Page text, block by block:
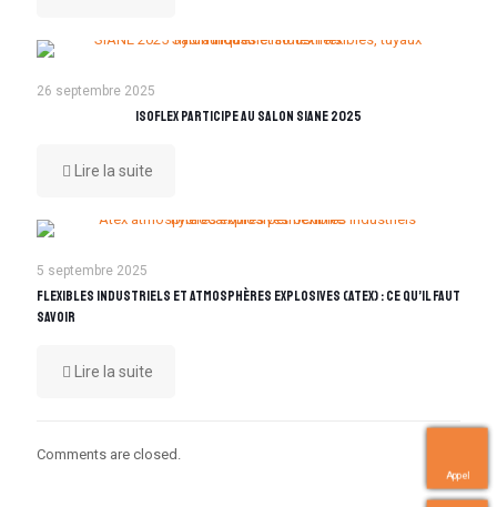
26 septembre 2025
Isoflex participe au Salon SIANE 2025
Lire la suite
5 septembre 2025
Flexibles industriels et atmosphères explosives (ATEX) : ce qu’il faut
savoir
Lire la suite
Comments are closed.
Appel